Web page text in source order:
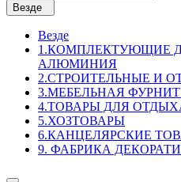
Везде
Везде
1.КОМПЛЕКТУЮЩИЕ
АЛЮМИНИЯ
2.СТРОИТЕЛЬНЫЕ И
3.МЕБЕЛЬНАЯ
4.ТОВАРЫ ДЛЯ
5.ХОЗТОВАРЫ
6.КАНЦЕЛЯРСКИЕ
9. ФАБРИКА